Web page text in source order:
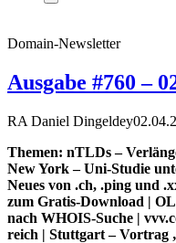
Domain-Newsletter
Ausgabe #760 –
RA Daniel Dingeldey
Themen: nTLDs –
New York – Uni-Studie
Neues von .ch, .ping und
zum Gratis-Download |
nach WHOIS-Suche |
reich | Stuttgart – Vortrag